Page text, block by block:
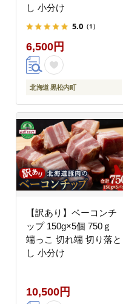
し 小分け
5.0 （1）
6,500円
北海道 黒松内町
【訳あり】ベーコンチ
ップ 150g×5個 750ｇ
端っこ 切れ端 切り落と
し 小分け
10,500円